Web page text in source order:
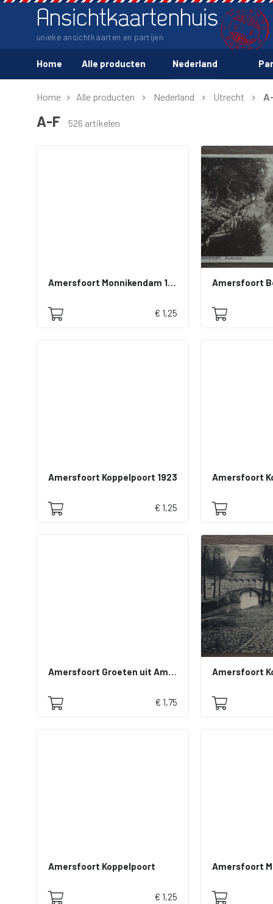
Ansichtkaartenhuis
unieke ansichtkaarten en partijen
Home Alle producten Nederland
Home Alle producten Nederland Utrecht
A-F 526 artikelen
Amersfoort Monnikendam 1914
€ 1,25
Amersfoort
Amersfoort Koppelpoort 1923
€ 1,25
Amersfoort
Amersfoort Groeten uit Amersfoort gedichtje
€ 1,75
Amersfoort Koppelpoort
€ 1,25